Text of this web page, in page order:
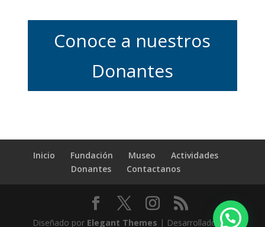
Conoce a nuestros
Donantes
Inicio Fundación Museo
Actividades
Donantes
Contactanos
Diseñado por Elegant Themes | Desarrollado por